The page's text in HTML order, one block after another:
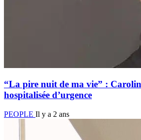
“La pire nuit de ma vie” :
hospitalisée d’urgence
PEOPLE Il y a 2 ans